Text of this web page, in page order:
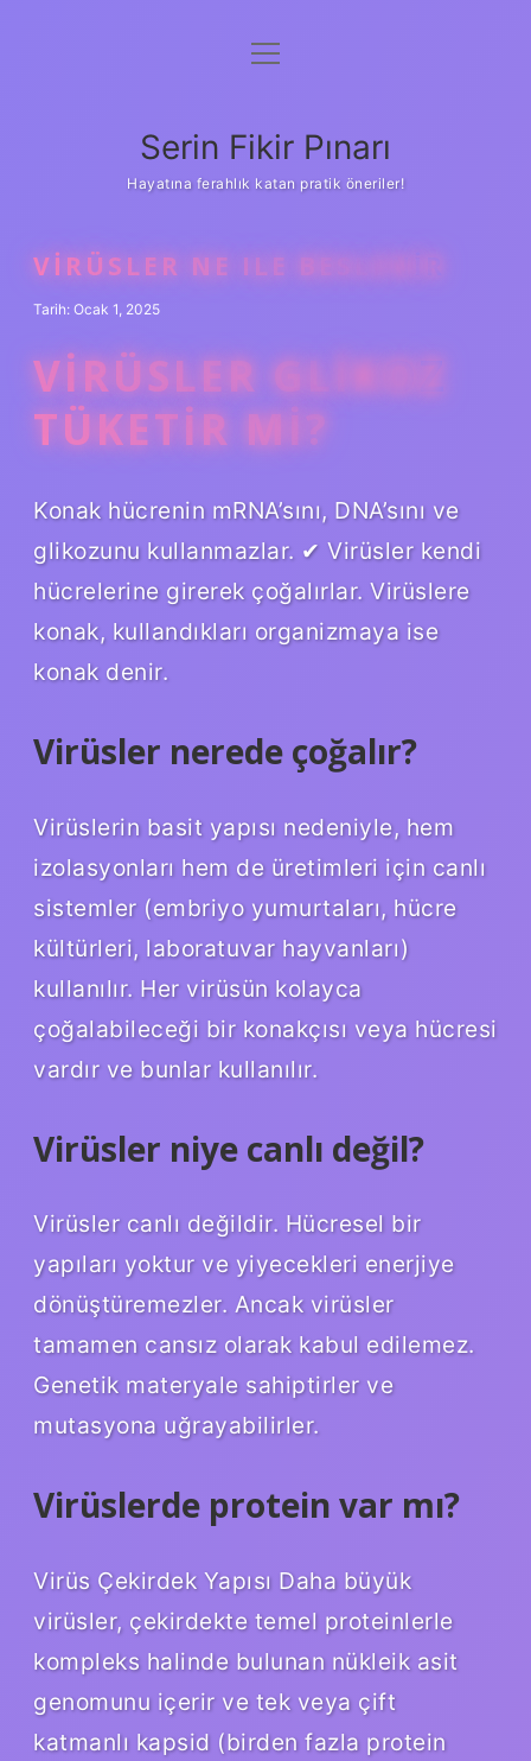
Gizlilik Politikası
Yasal Uyarı
menüyü
Serin Fikir Pınarı
Hayatına ferahlık katan pratik öneriler!
VIRÜSLER NE ILE BESLENIR
Tarih: Ocak 1, 2025
VIRÜSLER GLIKOZ
TÜKETIR MI?
Konak hücrenin mRNA’sını, DNA’sını ve
glikozunu kullanmazlar. ✔ Virüsler kendi
hücrelerine girerek çoğalırlar. Virüslere
konak, kullandıkları organizmaya ise
konak denir.
Virüsler nerede çoğalır?
Virüslerin basit yapısı nedeniyle, hem
izolasyonları hem de üretimleri için canlı
sistemler (embriyo yumurtaları, hücre
kültürleri, laboratuvar hayvanları)
kullanılır. Her virüsün kolayca
çoğalabileceği bir konakçısı veya hücresi
vardır ve bunlar kullanılır.
Virüsler niye canlı değil?
Virüsler canlı değildir. Hücresel bir
yapıları yoktur ve yiyecekleri enerjiye
dönüştüremezler. Ancak virüsler
tamamen cansız olarak kabul edilemez.
Genetik materyale sahiptirler ve
mutasyona uğrayabilirler.
Virüslerde protein var mı?
Virüs Çekirdek Yapısı Daha büyük
virüsler, çekirdekte temel proteinlerle
kompleks halinde bulunan nükleik asit
genomunu içerir ve tek veya çift
katmanlı kapsid (birden fazla protein